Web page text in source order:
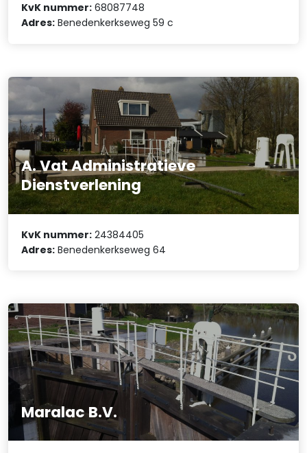
KvK nummer: 68087748
Adres: Benedenkerkseweg 59 c
A. Vat Administratieve
Dienstverlening
KvK nummer: 24384405
Adres: Benedenkerkseweg 64
Maralac B.V.